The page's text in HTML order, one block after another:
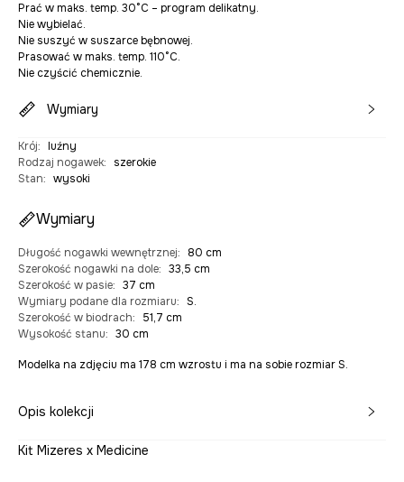
Prać w maks. temp. 30°C – program delikatny.
Nie wybielać.
Nie suszyć w suszarce bębnowej.
Prasować w maks. temp. 110°C.
Nie czyścić chemicznie.
Wymiary
Krój: luźny
Rodzaj nogawek:
szerokie
Stan: wysoki
Wymiary
Długość nogawki wewnętrznej:
80 cm
Szerokość nogawki na dole: 33,5 cm
Szerokość w pasie: 37 cm
Wymiary podane dla rozmiaru: S.
Szerokość w biodrach:
51,7 cm
Wysokość stanu: 30 cm
Modelka na zdjęciu ma 178 cm wzrostu i ma na sobie rozmiar S.
Opis kolekcji
Kit Mizeres x Medicine